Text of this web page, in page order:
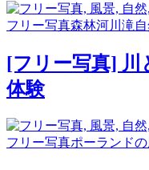
フリー写真森林河川 滝
[フリー写真] 川
体験
フリー写真ポーランド